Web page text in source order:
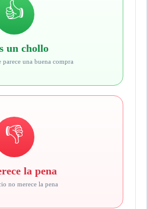
👍
un chollo
parece una buena compra
👎
la pena
no merece la pena